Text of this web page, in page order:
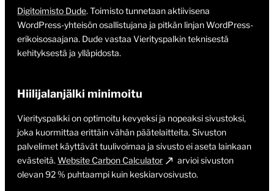
Digitoimisto Dude. Toimisto tunnetaan aktiivisena
WordPress-yhteisön osallistujana ja pitkän linjan WordPress-
erikoisosaajana. Dude vastaa Vierityspalkin teknisestä
kehityksestä ja ylläpidosta.
Hiilijalanjälki minimoitu
Vierityspalkki on optimoitu kevyeksi ja nopeaksi sivustoksi,
joka kuormittaa erittäin vähän päätelaitteita. Sivuston
palvelimet käyttävät tuulivoimaa ja sivusto ei aseta lainkaan
evästeitä. Website Carbon Calculator
arvioi sivuston
olevan 92 % puhtaampi kuin keskiarvosivusto.